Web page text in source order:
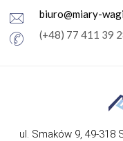
biuro@miary-
(+48) 77 411 39
ul. Smaków 9, 49-318